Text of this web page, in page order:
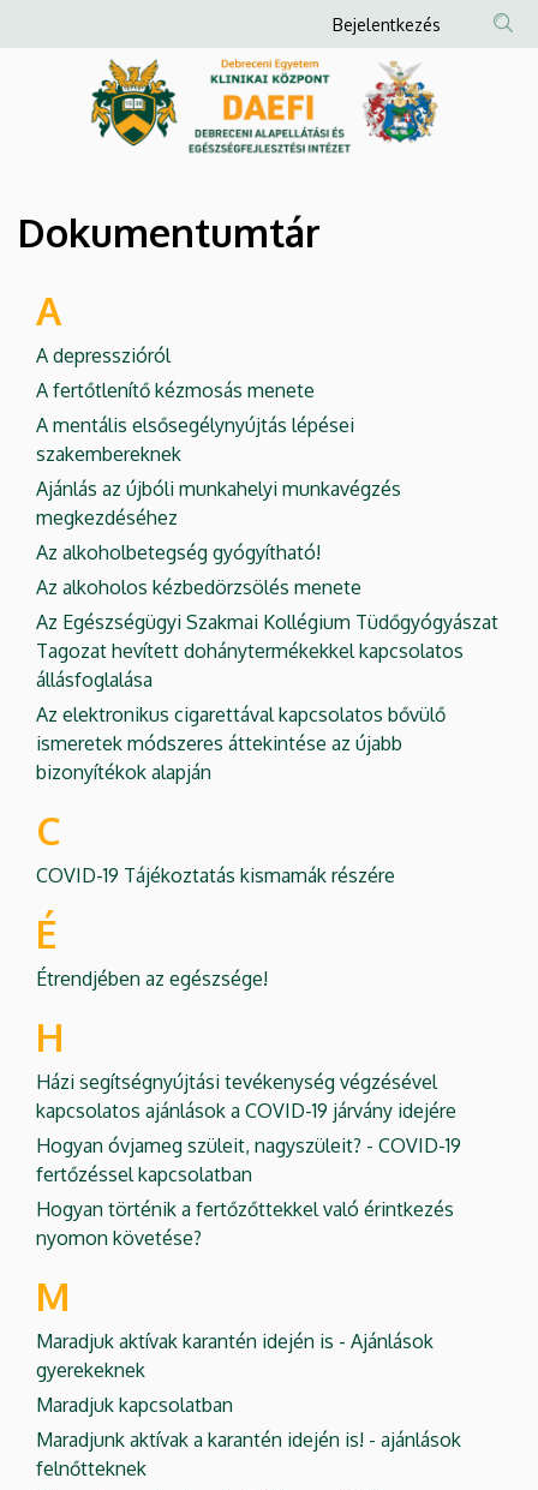
Debreceni
és
Intézet
a
Anonim
Felhasználói
fiók
menüje
Bejelentkezés
Dokumentumtár
A
A depresszióról
A fertőtlenítő kézmosás menete
A mentális elsősegélynyújtás lépései
szakembereknek
Ajánlás az újbóli munkahelyi munkavégzés
megkezdéséhez
Az alkoholbetegség gyógyítható!
Az alkoholos kézbedörzsölés menete
Az Egészségügyi Szakmai Kollégium Tüdőgyógyászat
Tagozat hevített dohánytermékekkel kapcsolatos
állásfoglalása
Az elektronikus cigarettával kapcsolatos bővülő
ismeretek módszeres áttekintése az újabb
bizonyítékok alapján
C
COVID-19 Tájékoztatás kismamák részére
É
Étrendjében az egészsége!
H
Házi segítségnyújtási tevékenység végzésével
kapcsolatos ajánlások a COVID-19 járvány idejére
Hogyan óvjameg szüleit, nagyszüleit? - COVID-19
fertőzéssel kapcsolatban
Hogyan történik a fertőzőttekkel való érintkezés
nyomon követése?
M
Maradjuk aktívak karantén idején is - Ajánlások
gyerekeknek
Maradjuk kapcsolatban
Maradjunk aktívak a karantén idején is! - ajánlások
felnőtteknek